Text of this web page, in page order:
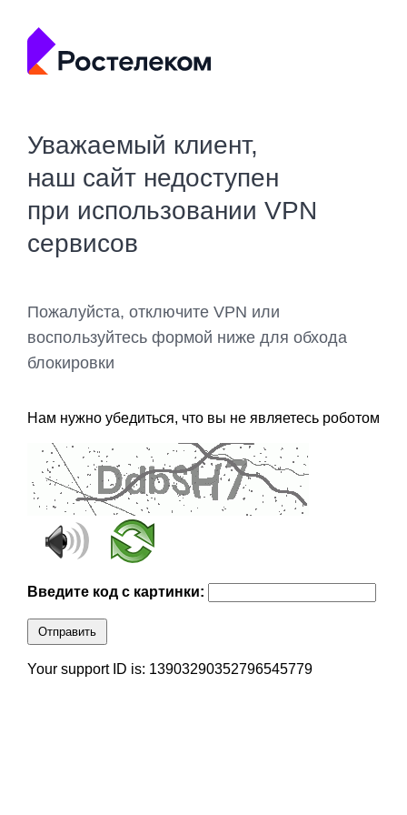
Уважаемый клиент,
наш сайт недоступен
при использовании VPN
сервисов
Пожалуйста, отключите VPN или
воспользуйтесь формой ниже для обхода
блокировки
Нам нужно убедиться, что вы не являетесь роботом
Введите код с картинки:
Отправить
Your support ID is: 13903290352796545779